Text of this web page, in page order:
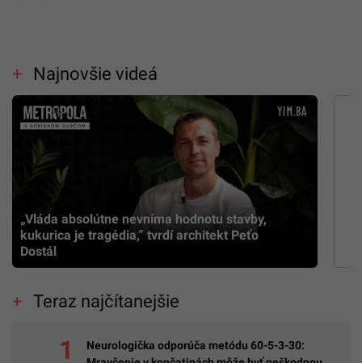
Najnovšie videá
„Vláda absolútne nevníma hodnotu stavby,
kukurica je tragédia,” tvrdí architekt Peťo
Dostál
Teraz najčítanejšie
Neurologička odporúča metódu 60-5-3-30: